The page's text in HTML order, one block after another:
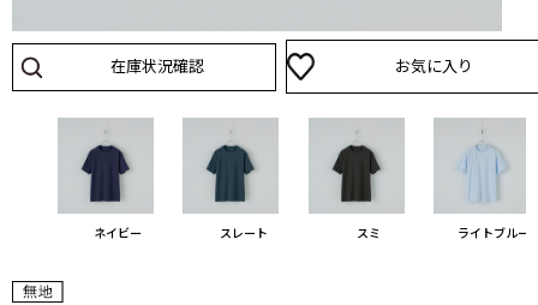
在庫状況確認 お気に入り
ネイビー スレート スミ ライトブルー